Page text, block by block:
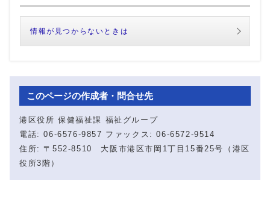
情報が見つからないときは
このページの作成者・問合せ先
港区役所 保健福祉課 福祉グループ
電話: 06-6576-9857 ファックス: 06-6572-9514
住所: 〒552-8510 大阪市港区市岡1丁目15番25号（港区
役所3階）